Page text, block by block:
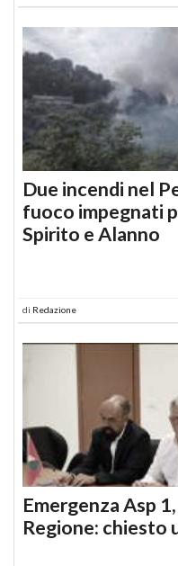
Due incendi nel
fuoco impegnati
Spirito e Alanno
di Redazione
Emergenza Asp
Regione: chiesto